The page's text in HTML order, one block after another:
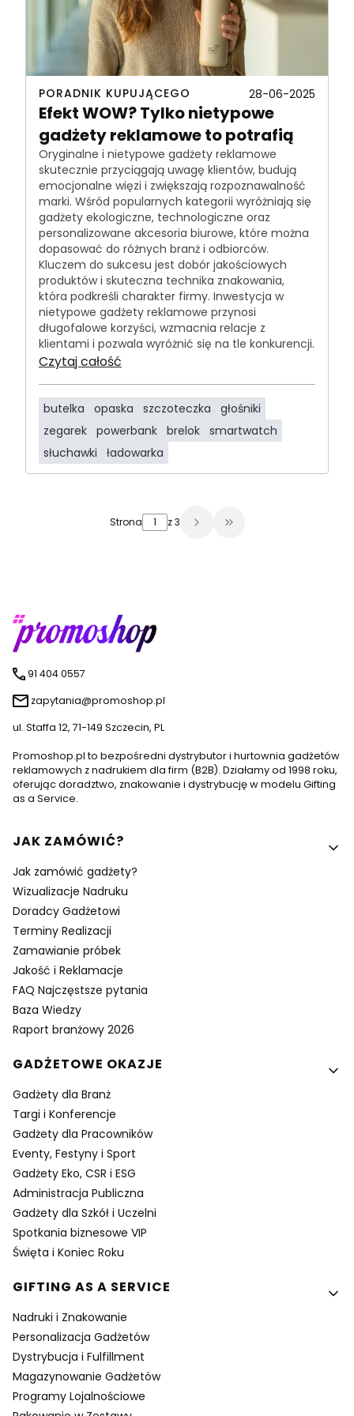
PORADNIK KUPUJĄCEGO 28-06-2025
Efekt WOW? Tylko nietypowe
gadżety reklamowe to potrafią
Oryginalne i nietypowe gadżety reklamowe
skutecznie przyciągają uwagę klientów, budują
emocjonalne więzi i zwiększają rozpoznawalność
marki. Wśród popularnych kategorii wyróżniają się
gadżety ekologiczne, technologiczne oraz
personalizowane akcesoria biurowe, które można
dopasować do różnych branż i odbiorców.
Kluczem do sukcesu jest dobór jakościowych
produktów i skuteczna technika znakowania,
która podkreśli charakter firmy. Inwestycja w
nietypowe gadżety reklamowe przynosi
długofalowe korzyści, wzmacnia relacje z
klientami i pozwala wyróżnić się na tle konkurencji.
Czytaj całość
butelka opaska szczoteczka
głośniki
zegarek powerbank brelok smartwatch
słuchawki
ładowarka
Strona z 3 Przejdź do ostatniej
91 404 0557
zapytania@promoshop.pl
ul. Staffa 12, 71-149 Szczecin, PL
Promoshop.pl to bezpośredni dystrybutor i hurtownia gadżetów
reklamowych z nadrukiem dla firm (B2B). Działamy od 1998 roku,
oferując doradztwo, znakowanie i dystrybucję w modelu Gifting
as a Service.
Linki w stopce
JAK ZAMÓWIĆ?
Jak zamówić gadżety?
Wizualizacje Nadruku
Doradcy Gadżetowi
Terminy Realizacji
Zamawianie próbek
Jakość i Reklamacje
FAQ Najczęstsze pytania
Baza Wiedzy
Raport branżowy 2026
GADŻETOWE OKAZJE
Gadżety dla Branż
Targi i Konferencje
Gadżety dla Pracowników
Eventy, Festyny i Sport
Gadżety Eko, CSR i ESG
Administracja Publiczna
Gadżety dla Szkół i Uczelni
Spotkania biznesowe VIP
Święta i Koniec Roku
GIFTING AS A SERVICE
Nadruki i Znakowanie
Personalizacja Gadżetów
Dystrybucja i Fulfillment
Magazynowanie Gadżetów
Programy Lojalnościowe